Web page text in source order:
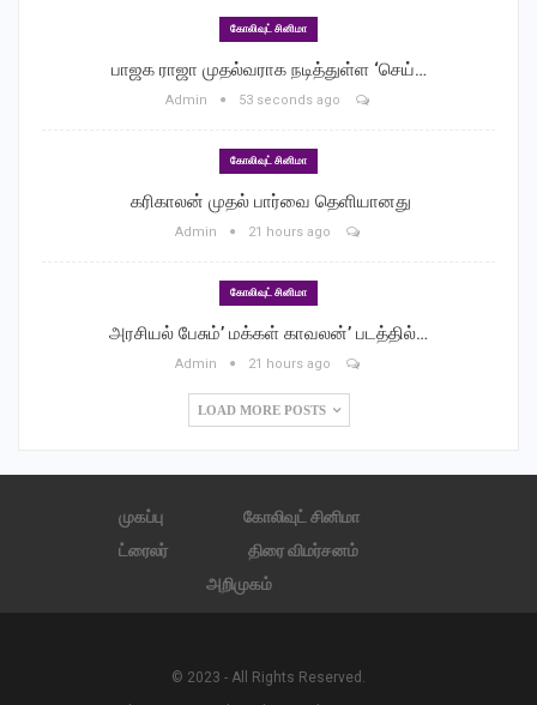
கோலிவுட் சினிமா
பாஜக ராஜா முதல்வராக நடித்துள்ள ‘செய்…
Admin 53 seconds ago
கோலிவுட் சினிமா
‎ கரிகாலன் முதல் பார்வை தெளியானது
Admin 21 hours ago
கோலிவுட் சினிமா
அரசியல் பேசும்’ மக்கள் காவலன்’ படத்தில்…
Admin 21 hours ago
LOAD MORE POSTS
முகப்பு
கோலிவுட் சினிமா
ட்ரைலர்
திரை விமர்சனம்
அறிமுகம்
© 2023 - All Rights Reserved.